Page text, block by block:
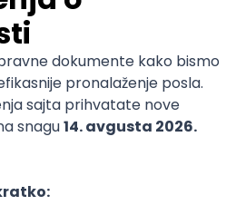
TEHNOLOGIJA
NAČIN RADA
svakog dana u tvom
Prijavi se